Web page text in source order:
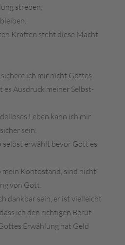
streben,
Kräften steht diese Macht
ich mir nicht Gottes
es Ausdruck meiner Selbst-
Leben kann ich mir
sein.
selbst erwählt bevor Gott es
mein Kontostand, sind nicht
von Gott.
dankbar sein, er ist vielleicht
ich den richtigen Beruf
Erwählung hat Geld